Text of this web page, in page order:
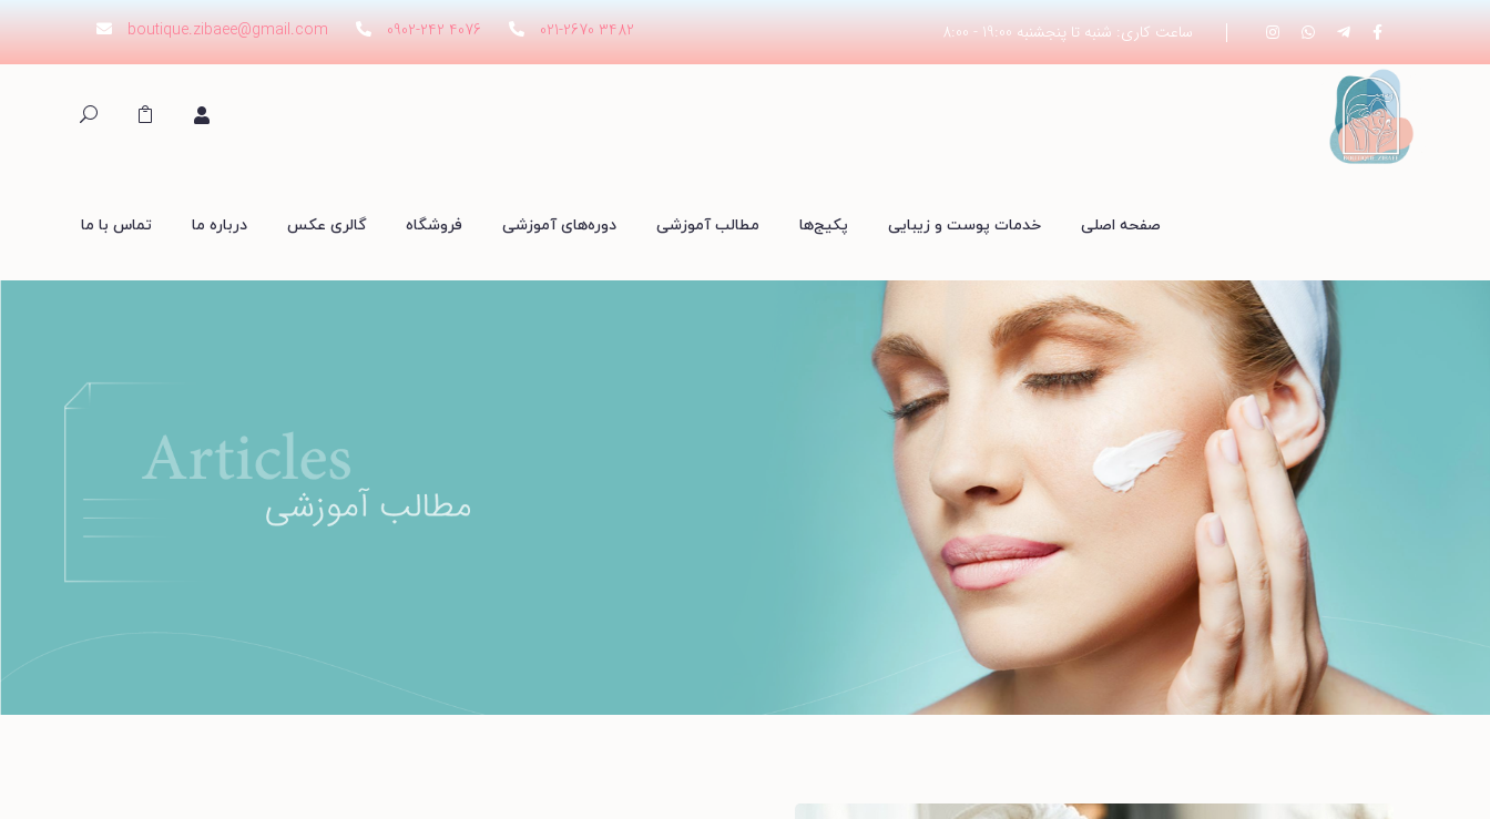
boutique.zibaee@gmail.com 0902-242 4076 021-2670 3482 ساعت کاری: شنبه تا پنجشنبه 19:00 - 8:00
صفحه اصلی خدمات پوست و زیبایی پکیج‌ها مطالب آموزشی دوره‌های آموزشی فروشگاه گالری عکس درباره ما تماس با ما